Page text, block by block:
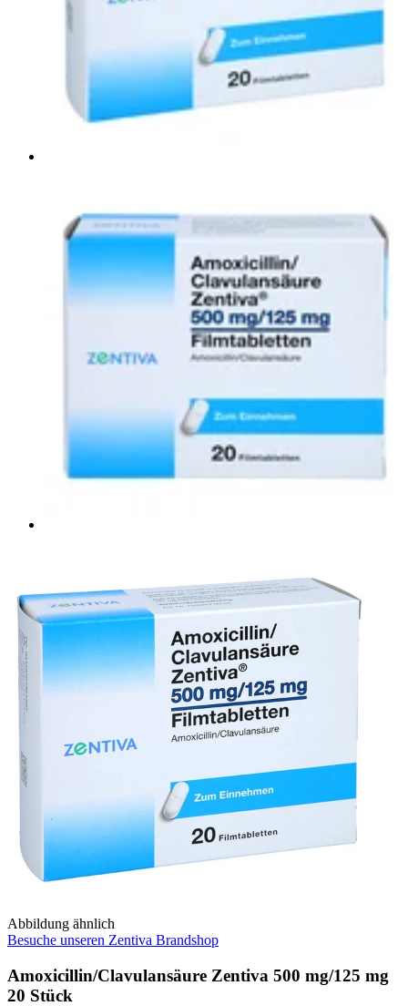
Abbildung ähnlich
Besuche unseren Zentiva Brandshop
Amoxicillin/Clavulansäure Zentiva 500 mg/125 mg
20 Stück